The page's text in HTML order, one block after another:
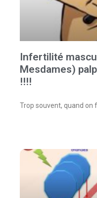
Infertilité
Mesdames)
!!!!
Trop souvent, quand on